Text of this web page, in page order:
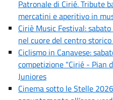
Patronale di Cirié. Tribute
mercatini e aperitivo in
Ciriè Music Festival:
nel cuore del centro
Ciclismo in Canavese:
competizione "Cirié - Pian
Juniores
Cinema sotto le Stelle